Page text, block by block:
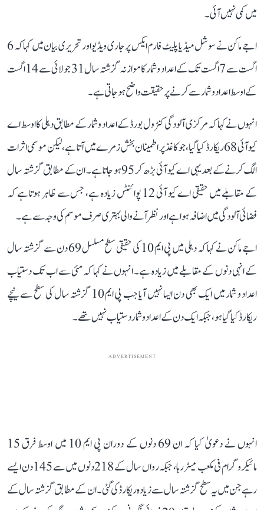
میں کمی نہیں آئی۔
اجے ماکن نے سوشل میڈیا پلیٹ فارم ایکس پر جاری ویڈیو اور تحریری بیان میں کہا کہ 6
اگست سے 7 اگست تک کے اعداد و شمار کا موازنہ گزشتہ سال 31 جولائی سے 14 اگست
کے اوسط اعداد و شمار سے کرنے پر حقیقت واضح ہو جاتی ہے۔
انہوں نے کہا کہ مرکزی آلودگی کنٹرول بورڈ کے اعداد و شمار کے مطابق دہلی کا اوسط اے
کیو آئی 68 ریکارڈ کیا گیا، جو کاغذ پر اطمینان بخش زمرے میں آتا ہے، لیکن موسمی اثرات
الگ کرنے کے بعد یہی اے کیو آئی بڑھ کر 95 ہو جاتا ہے۔ ان کے مطابق گزشتہ سال
کے مقابلے میں حقیقی اے کیو آئی 12 پوائنٹس زیادہ ہے، جس سے ظاہر ہوتا ہے کہ
فضائی آلودگی میں اضافہ ہوا ہے اور نظر آنے والی بہتری صرف موسم کی وجہ سے ہے۔
اجے ماکن نے کہا کہ دہلی میں پی ایم 10 کی حقیقی سطح مسلسل 69 دن سے گزشتہ سال
کے انہی دنوں کے مقابلے میں زیادہ ہے۔ انہوں نے کہا کہ مئی سے اب تک دستیاب
اعداد و شمار میں ایک بھی دن ایسا نہیں آیا جب پی ایم 10 گزشتہ سال کی سطح سے نیچے
ریکارڈ کیا گیا ہو، جبکہ ایک دن کے اعداد و شمار دستیاب نہیں تھے۔
ADVERTISEMENT
انہوں نے دعویٰ کیا کہ ان 69 دنوں کے دوران پی ایم 10 میں اوسط فرق 15
مائیکروگرام فی مکعب میٹر رہا، جبکہ رواں سال کے 218 دنوں میں سے 145 دن ایسے
رہے جن میں یہ سطح گزشتہ سال سے زیادہ ریکارڈ کی گئی۔ ان کے مطابق گزشتہ سال کے